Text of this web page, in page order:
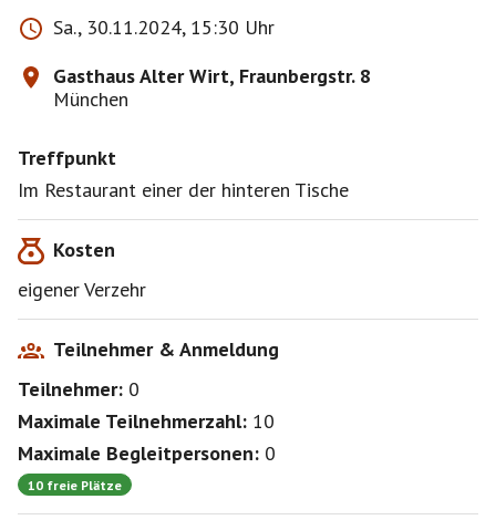
Sa., 30.11.2024, 15:30 Uhr
Gasthaus Alter Wirt, Fraunbergstr. 8
München
Treffpunkt
Im Restaurant einer der hinteren Tische
Kosten
eigener Verzehr
Teilnehmer & Anmeldung
Teilnehmer: 0
Maximale Teilnehmerzahl: 10
Maximale Begleitpersonen: 0
10 freie Plätze